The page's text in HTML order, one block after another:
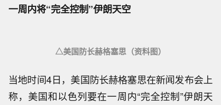
一周内将“完全控制”伊朗天空
△美国防长赫格塞思（资料图）
当地时间4日，美国防长赫格塞思在新闻发布会上
称，美国和以色列要在一周内“完全控制”伊朗天